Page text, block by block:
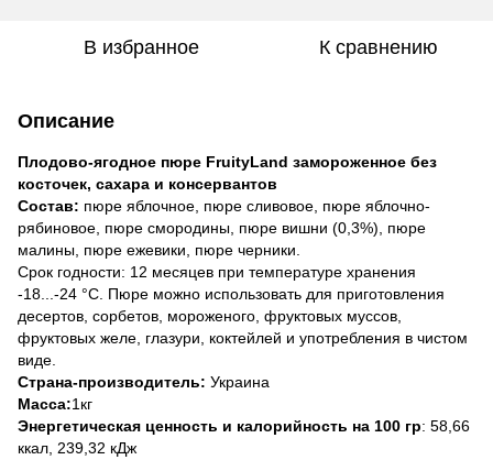
В избранное К сравнению
Описание
Плодово-ягодное пюре FruityLand замороженное без
косточек, сахара и консервантов
Состав: пюре яблочное, пюре сливовое, пюре яблочно-
рябиновое, пюре смородины, пюре вишни (0,3%), пюре
малины, пюре ежевики, пюре черники.
Срок годности: 12 месяцев при температуре хранения
-18...-24 °C. Пюре можно использовать для приготовления
десертов, сорбетов, мороженого, фруктовых муссов,
фруктовых желе, глазури, коктейлей и употребления в чистом
виде.
Страна-производитель: Украина
Масса:1кг
Энергетическая ценность и калорийность на 100 гр: 58,66
ккал, 239,32 кДж